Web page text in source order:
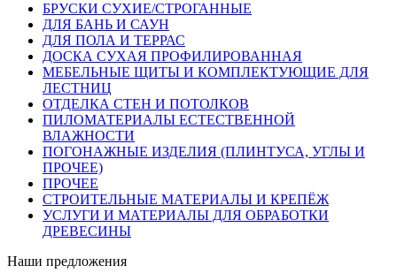
БРУСКИ СУХИЕ/СТРОГАННЫЕ
ДЛЯ БАНЬ И САУН
ДЛЯ ПОЛА И ТЕРРАС
ДОСКА СУХАЯ ПРОФИЛИРОВАННАЯ
МЕБЕЛЬНЫЕ ЩИТЫ И КОМПЛЕКТУЮЩИЕ ДЛЯ
ЛЕСТНИЦ
ОТДЕЛКА СТЕН И ПОТОЛКОВ
ПИЛОМАТЕРИАЛЫ ЕСТЕСТВЕННОЙ
ВЛАЖНОСТИ
ПОГОНАЖНЫЕ ИЗДЕЛИЯ (ПЛИНТУСА, УГЛЫ И
ПРОЧЕЕ)
ПРОЧЕЕ
СТРОИТЕЛЬНЫЕ МАТЕРИАЛЫ И КРЕПЁЖ
УСЛУГИ И МАТЕРИАЛЫ ДЛЯ ОБРАБОТКИ
ДРЕВЕСИНЫ
Наши предложения